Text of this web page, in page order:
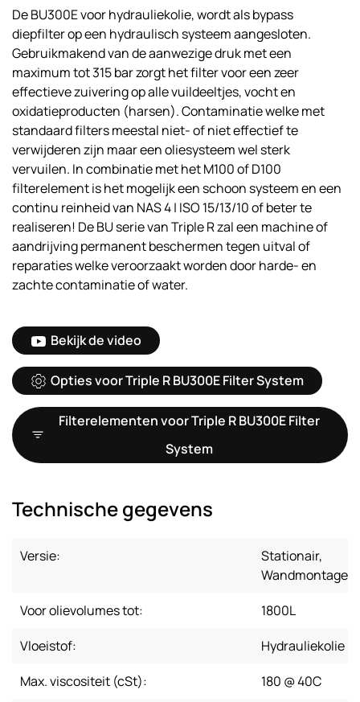
De BU300E voor hydrauliekolie, wordt als bypass
diepfilter op een hydraulisch systeem aangesloten.
Gebruikmakend van de aanwezige druk met een
maximum tot 315 bar zorgt het filter voor een zeer
effectieve zuivering op alle vuildeeltjes, vocht en
oxidatieproducten (harsen). Contaminatie welke met
standaard filters meestal niet- of niet effectief te
verwijderen zijn maar een oliesysteem wel sterk
vervuilen. In combinatie met het M100 of D100
filterelement is het mogelijk een schoon systeem en een
continu reinheid van NAS 4 | ISO 15/13/10 of beter te
realiseren! De BU serie van Triple R zal een machine of
aandrijving permanent beschermen tegen uitval of
reparaties welke veroorzaakt worden door harde- en
zachte contaminatie of water.
Bekijk de video
Opties voor Triple R BU300E Filter System
Filterelementen voor Triple R BU300E Filter
System
Technische gegevens
Versie:
Stationair,
Wandmontage
Voor olievolumes tot:
1800L
Vloeistof:
Hydrauliekolie
Max. viscositeit (cSt):
180 @ 40C